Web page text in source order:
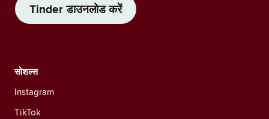
Tinder डाउनलोड करें
सोशल्स
Instagram
TikTok